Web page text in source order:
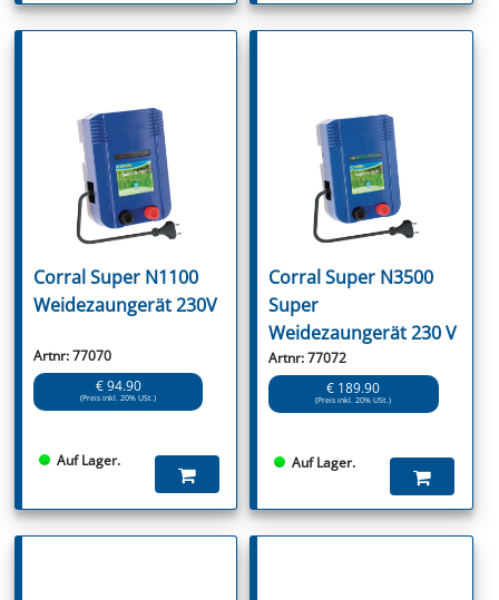
Corral Super N1100
Weidezaungerät 230V
Artnr: 77070
€ 94.90
(Preis inkl. 20% USt.)
Auf Lager.
Corral Super N3500
Super
Weidezaungerät 230 V
Artnr: 77072
€ 189.90
(Preis inkl. 20% USt.)
Auf Lager.